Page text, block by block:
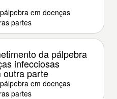
em doenças
partes
da pálpebra
infecciosas
outra parte
em doenças
partes